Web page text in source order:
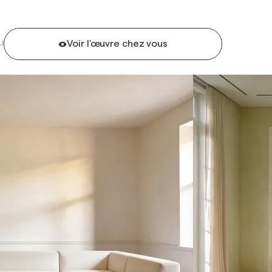
Voir l'œuvre chez vous